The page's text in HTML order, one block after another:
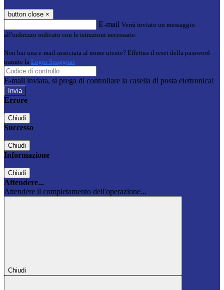
button close ×
E-mail Verrà inviato un messaggio
all'indirizzo indicato con le istruzioni necessarie.
Non hai una e-mail associata al nome utente? Effettua il reset della password
tramite la Login Spaggiari
E-mail inviata, si prega di controllare la casella di posta elettronica!
Errore
Chiudi
Successo
Chiudi
Informazione
Chiudi
Attendere...
Attendere il completamento dell'operazione...
Chiudi